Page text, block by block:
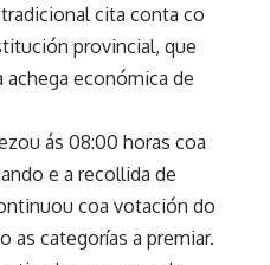
cita conta co
provincial, que
achega económica de
ás 08:00 horas coa
e a recollida de
coa votación do
as categorías a premiar.